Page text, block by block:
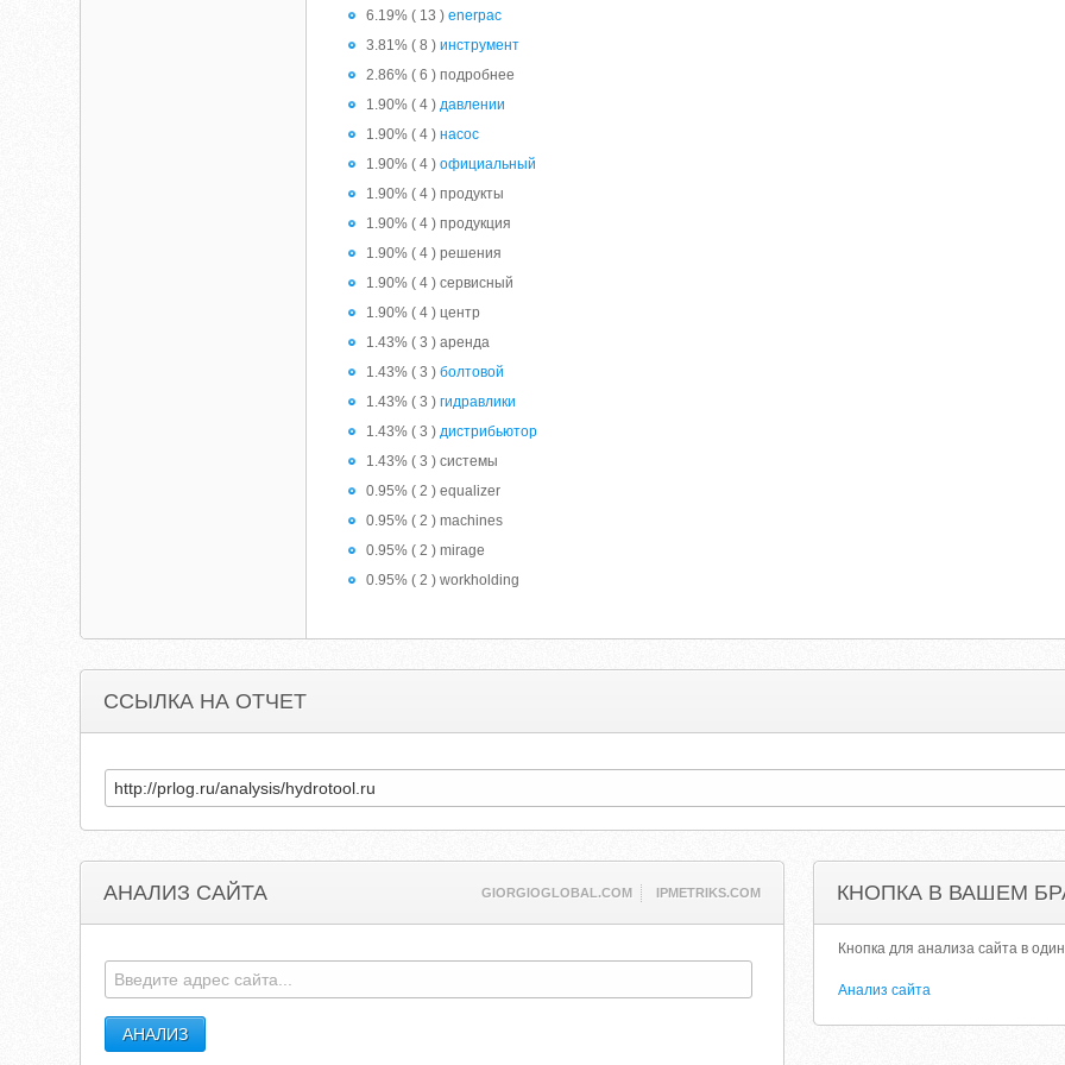
6.19% ( 13 )enerpac
3.81% ( 8 )инструмент
2.86% ( 6 ) подробнее
1.90% ( 4 )давлении
1.90% ( 4 )насос
1.90% ( 4 )официальный
1.90% ( 4 ) продукты
1.90% ( 4 ) продукция
1.90% ( 4 ) решения
1.90% ( 4 ) сервисный
1.90% ( 4 ) центр
1.43% ( 3 ) аренда
1.43% ( 3 )болтовой
1.43% ( 3 )гидравлики
1.43% ( 3 )дистрибьютор
1.43% ( 3 ) системы
0.95% ( 2 ) equalizer
0.95% ( 2 ) machines
0.95% ( 2 ) mirage
0.95% ( 2 ) workholding
ССЫЛКА НА ОТЧЕТ
АНАЛИЗ САЙТА GIORGIOGLOBAL.COM IPMETRIKS.COM КНОПКА В ВАШЕМ
Кнопка для анализа сайта в
Анализ сайта